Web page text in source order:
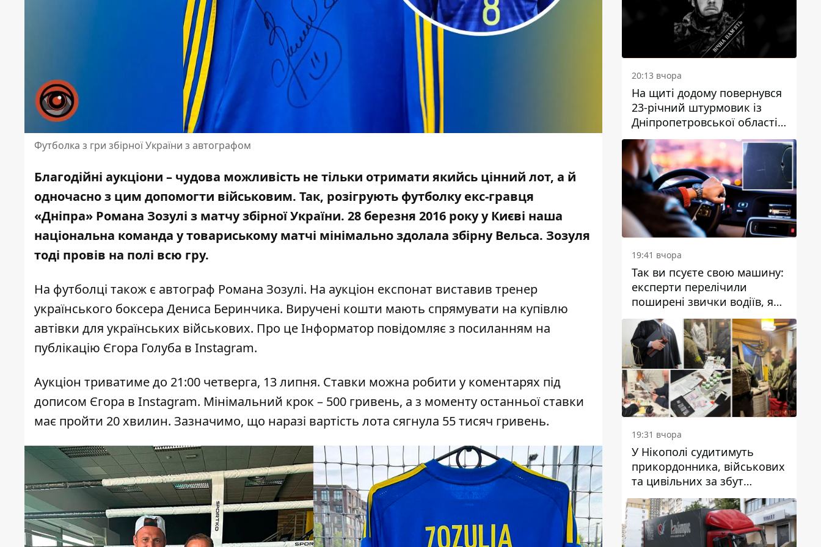
Футболка з гри збірної України з автографом
Благодійні аукціони – чудова можливість не тільки отримати якийсь цінний лот, а й
одночасно з цим допомогти військовим. Так, розігрують футболку екс-гравця
«Дніпра» Романа Зозулі з матчу збірної України. 28 березня 2016 року у Києві наша
національна команда у товариському матчі мінімально здолала збірну Вельса. Зозуля
тоді провів на полі всю гру.
На футболці також є автограф Романа Зозулі. На аукціон експонат виставив тренер
українського боксера Дениса Беринчика. Виручені кошти мають спрямувати на купівлю
автівки для українських військових. Про це Інформатор повідомляє з посиланням на
публікацію Єгора Голуба в Instagram.
Аукціон триватиме до 21:00 четверга, 13 липня. Ставки можна робити у коментарях під
дописом Єгора в Instagram. Мінімальний крок – 500 гривень, а з моменту останньої ставки
має пройти 20 хвилин. Зазначимо, що наразі вартість лота сягнула 55 тисяч гривень.
20:13 вчора
На щиті додому повернувся
23-річний штурмовик із
Дніпропетровської області
Богдан Бескровний
19:41 вчора
Так ви псуєте свою машину:
експерти перелічили
поширені звички водіїв, які
насправді шкодять
автомобілю
19:31 вчора
У Нікополі судитимуть
прикордонника, військових
та цивільних за збут
психотропів